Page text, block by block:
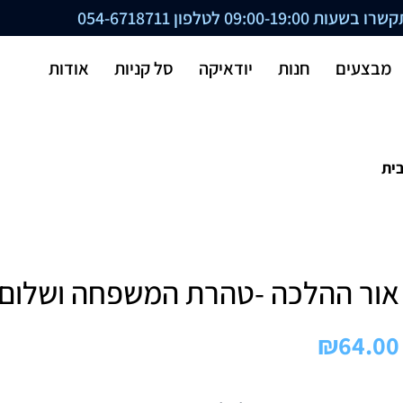
09:00-19:00 לטלפון 054-6718711
מבצעים חנות יודאיקה סל קניות אודות
אור ההלכה -טהרת המשפחה
₪64.00